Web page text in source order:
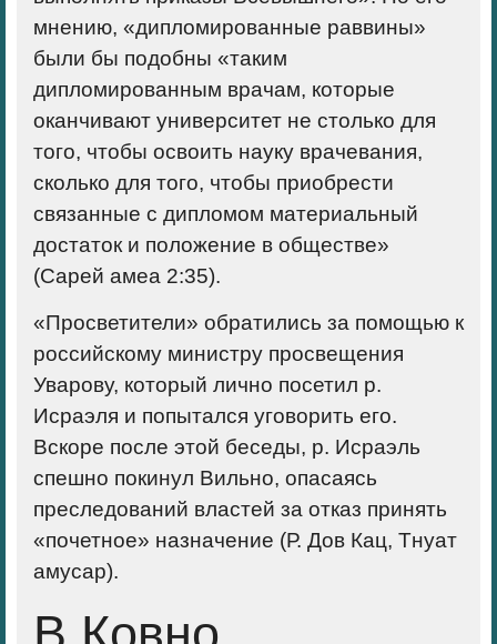
мнению, «дипломированные раввины»
были бы подобны «таким
дипломированным врачам, которые
оканчивают университет не столько для
того, чтобы освоить науку врачевания,
сколько для того, чтобы приобрести
связанные с дипломом материальный
достаток и положение в обществе»
(Сарей амеа 2:35).
«Просветители» обратились за помощью к
российскому министру просвещения
Уварову, который лично посетил р.
Исраэля и попытался уговорить его.
Вскоре после этой беседы, р. Исраэль
спешно покинул Вильно, опасаясь
преследований властей за отказ принять
«почетное» назначение (Р. Дов Кац, Тнуат
амусар).
В Ковно